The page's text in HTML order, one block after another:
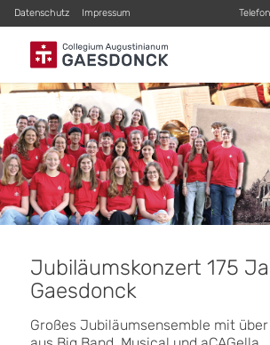
Datenschutz Impressum
Jubiläumskonzert 175
Gaesdonck
Großes Jubiläumsensemble mit über